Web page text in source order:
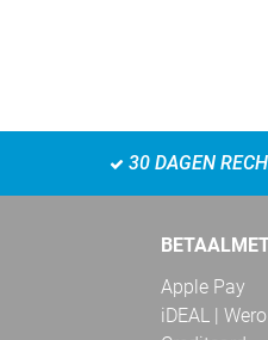
30 DAGEN
Apple Pay
iDEAL | Wero